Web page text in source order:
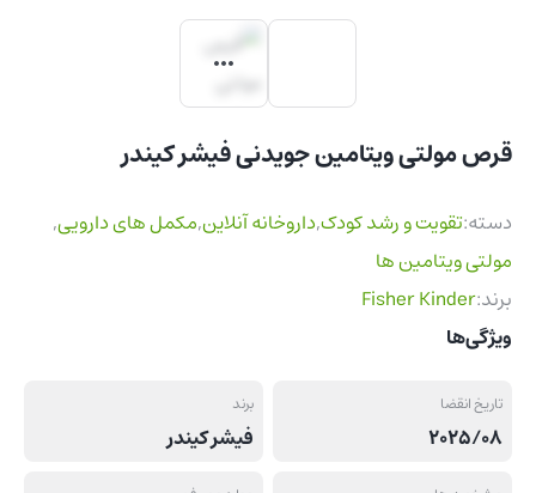
قرص مولتی ویتامین جویدنی فیشر کیندر
دسته:تقویت و رشد کودک,داروخانه آنلاین,مکمل های دارویی,
مولتی ویتامین ها
برند:Fisher Kinder
ویژگی‌ها
تاریخ انقضا
2025/08
برند
فیشر کیندر